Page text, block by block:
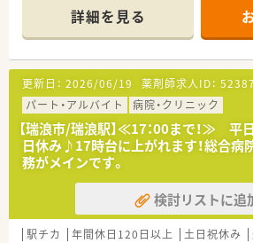
＼ 働く環境について ／
■監査・投薬を中心に対応をお願いしま
患者様との時間を大切にしたい方に
代表や事務さんの助けもありますの
■内科・消化器内科・糖尿病内科・血液
応需！
処方箋の応需枚数は30枚～80枚ほど。
薬剤師は1～2名で対応しております。
（薬剤師1名体制での勤務あり）
■門前クリニックは予約制なので、おお
す。
一包化は日数が長めで、
糖尿病の患者様もいらっしゃるので
きます。
詳細を見る
更新日： 2026/06/19 薬剤師求人ID：
パート・アルバイト
病院・クリニック
【瑞浪市/瑞浪駅】≪17：00まで！≫ 平
日休み♪17時台に上がれます！総合病
務がメインです。
検討リストに追
駅チカ 年間休日120日以上 土日祝休み